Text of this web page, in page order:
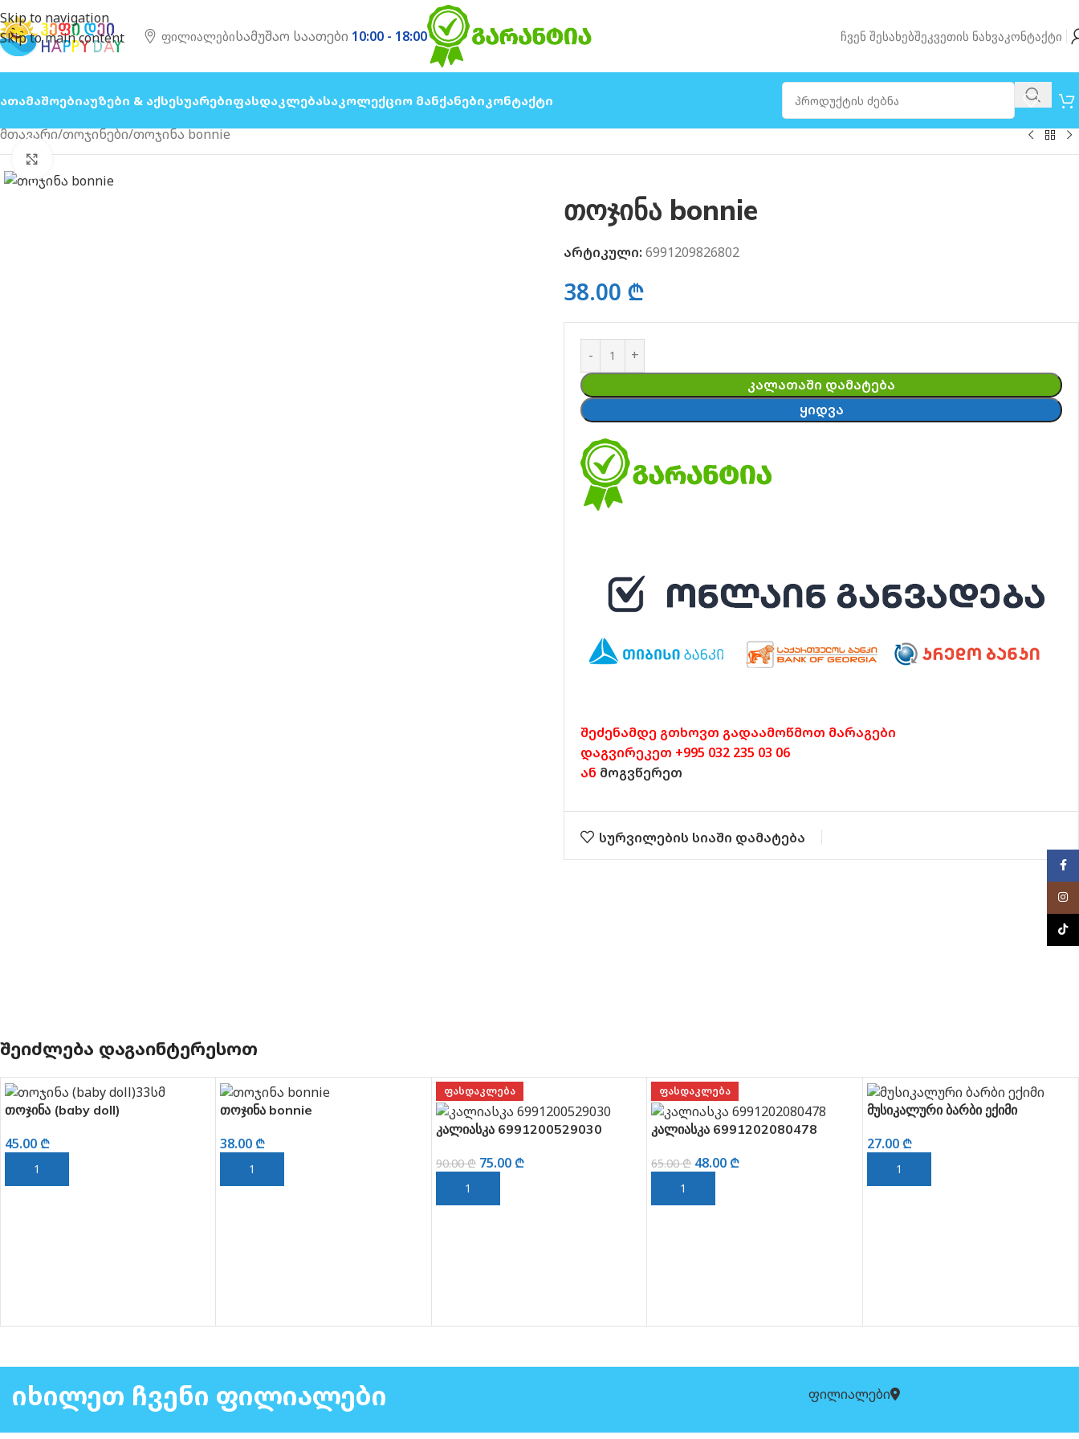
Skip to navigation
Skip to main content
Ფილიალებისამუშაო საათები 10:00 - 18:00 Ჩვენ ᲨესახებᲨეკვეთის ᲜახვაᲙონტაქტი
Აუზები & ᲐქსესუარებიᲤასდაკლებაᲡაკოლექციო Მანქანები Კონტაქტი
მთავარი თოჯინები თოჯინა bonnie
გახსნა
თოჯინა bonnie
არტიკული: 6991209826802
38.00 ₾
ᲙᲐᲚᲐᲗᲐᲨᲘ ᲓᲐᲛᲐᲢᲔᲑᲐ
ᲧᲘᲓᲕᲐ
შეძენამდე გთხოვთ გადაამოწმოთ მარაგები
დაგვირეკეთ +995 032 235 03 06
ან მოგვწერეთ
სურვილების სიაში დამატება
ᲨᲔᲘᲫᲚᲔᲑᲐ ᲓᲐᲒᲐᲘᲜᲢᲔᲠᲔᲡᲝᲗ
თოჯინა (baby doll)
45.00 ₾
ᲙᲐᲚᲐᲗᲐᲨᲘ ᲓᲐᲛᲐᲢᲔᲑᲐ
თოჯინა bonnie
38.00 ₾
ᲙᲐᲚᲐᲗᲐᲨᲘ ᲓᲐᲛᲐᲢᲔᲑᲐ
ᲤᲐᲡᲓᲐᲙᲚᲔᲑᲐ
კალიასკა 6991200529030
90.00₾ 75.00 ₾
ᲙᲐᲚᲐᲗᲐᲨᲘ ᲓᲐᲛᲐᲢᲔᲑᲐ
ᲤᲐᲡᲓᲐᲙᲚᲔᲑᲐ
კალიასკა 6991202080478
65.00₾ 48.00 ₾
ᲙᲐᲚᲐᲗᲐᲨᲘ ᲓᲐᲛᲐᲢᲔᲑᲐ
მუსიკალური ბარბი ექიმი
27.00 ₾
ᲙᲐᲚᲐᲗᲐᲨᲘ ᲓᲐᲛᲐᲢᲔᲑᲐ
ᲘᲮᲘᲚᲔᲗ ᲩᲕᲔᲜᲘ ᲤᲘᲚᲘᲐᲚᲔᲑᲘ ფილიალები